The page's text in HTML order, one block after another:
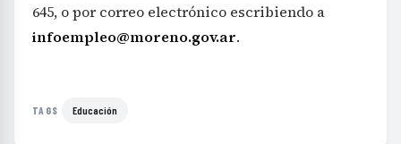
645, o por correo electrónico escribiendo a
infoempleo@moreno.gov.ar.
TAGS Educación